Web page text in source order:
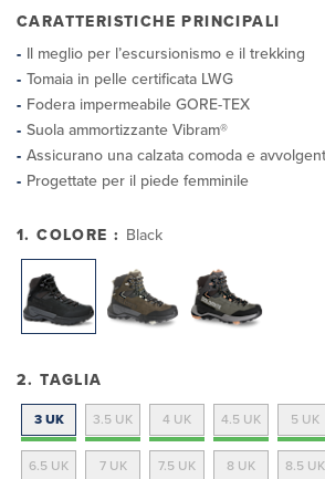
CARATTERISTICHE PRINCIPALI
Il meglio per l’escursionismo e il trekking
Tomaia in pelle certificata LWG
Fodera impermeabile GORE-TEX
Suola ammortizzante Vibram®
Assicurano una calzata comoda e
Progettate per il piede femminile
1. COLORE : Black
2. TAGLIA
3 UK 3.5 UK 4 UK 4.5 UK 5 UK
6.5 UK 7 UK 7.5 UK 8 UK 8.5 UK